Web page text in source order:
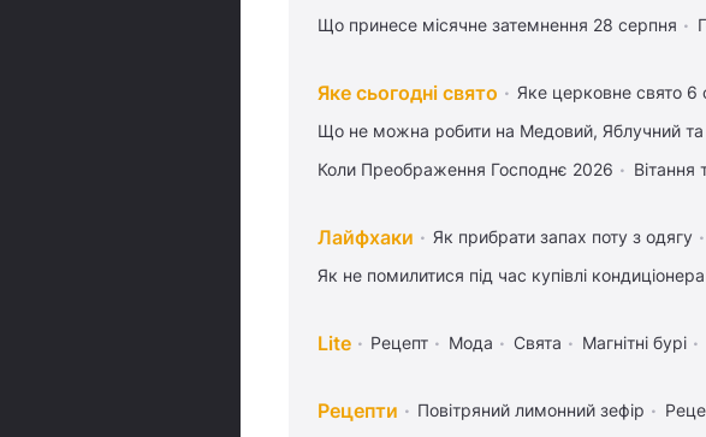
Що принесе місячне затемнення 28 серпня
Яке сьогодні свято Яке церковне свято 6
Що не можна робити на Медовий, Яблучний та
Коли Преображення Господнє 2026
Вітання
Лайфхаки Як прибрати запах поту з одягу
Як не помилитися під час купівлі кондиціонера
Lite Рецепт Мода Свята Магнітні бурі
Рецепти Повітряний лимонний зефір